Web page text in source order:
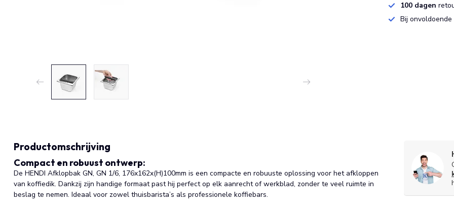
100 dagen
Bij
Productomschrijving
Compact en robuust ontwerp:
De HENDI Afklopbak GN, GN 1/6, 176x162x(H)100mm is een compacte en robuuste oplossing voor het afkloppen
van koffiedik. Dankzij zijn handige formaat past hij perfect op elk aanrecht of werkblad, zonder te veel ruimte in
beslag te nemen. Ideaal voor zowel thuisbarista’s als professionele koffiebars.